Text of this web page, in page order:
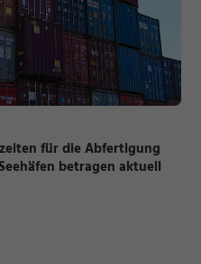
für die Abfertigung
betragen aktuell